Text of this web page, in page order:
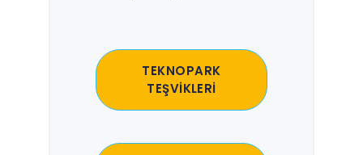
TEKNOPARK
TEŞVİKLERİ